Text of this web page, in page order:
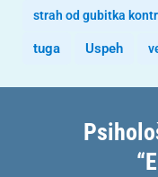
strah od gubitka
tuga Uspeh